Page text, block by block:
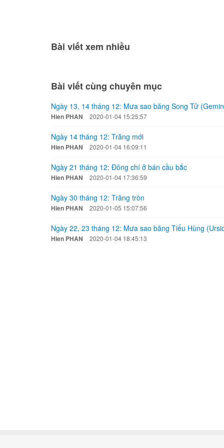
Bài viết xem nhiều
Bài viết cùng chuyên mục
Ngày 13, 14 tháng 12: Mưa sao băng Song Tử
Hien PHAN 2020-01-04 15:25:57
Ngày 14 tháng 12: Trăng mới
Hien PHAN 2020-01-04 16:09:11
Ngày 21 tháng 12: Đông chí ở bán cầu bắc
Hien PHAN 2020-01-04 17:36:59
Ngày 30 tháng 12: Trăng tròn
Hien PHAN 2020-01-05 15:07:56
Ngày 22, 23 tháng 12: Mưa sao băng Tiểu Hùng
Hien PHAN 2020-01-04 18:45:13